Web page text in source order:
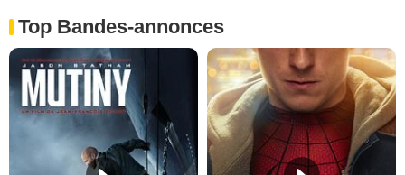
Top Bandes-annonces